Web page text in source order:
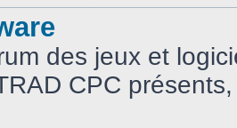
des jeux et
CPC